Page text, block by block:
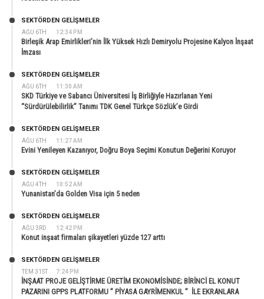
AĞU 6TH 12:34 PM
SEKTÖRDEN GELIŞMELER
Birleşik Arap Emirlikleri’nin İlk Yüksek Hızlı Demiryolu Projesine Kalyon İnşaat
İmzası
AĞU 6TH 11:30 AM
SEKTÖRDEN GELIŞMELER
SKD Türkiye ve Sabancı Üniversitesi İş Birliğiyle Hazırlanan Yeni
“Sürdürülebilirlik” Tanımı TDK Genel Türkçe Sözlük’e Girdi
AĞU 6TH 11:27 AM
SEKTÖRDEN GELIŞMELER
Evini Yenileyen Kazanıyor, Doğru Boya Seçimi Konutun Değerini Koruyor
AĞU 4TH 10:52 AM
SEKTÖRDEN GELIŞMELER
Yunanistan’da Golden Visa için 5 neden
AĞU 3RD 12:42 PM
SEKTÖRDEN GELIŞMELER
Konut inşaat firmaları şikayetleri yüzde 127 arttı
TEM 31ST 7:24 PM
SEKTÖRDEN GELIŞMELER
İNŞAAT PROJE GELİŞTİRME ÜRETİM EKONOMİSİNDE; BİRİNCİ EL KONUT
PAZARINI GPPS PLATFORMU ” PİYASA GAYRİMENKUL ” İLE EKRANLARA